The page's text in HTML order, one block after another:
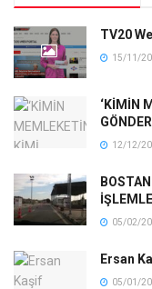
TV20
15/11/
‘KİMİN
12/12/
05/02/
Ersan
05/01/